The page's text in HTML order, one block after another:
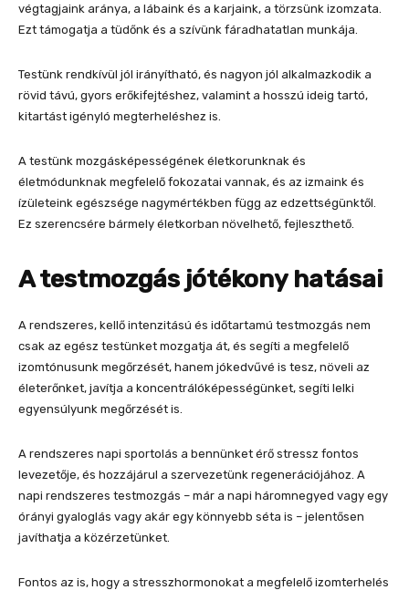
végtagjaink aránya, a lábaink és a karjaink, a törzsünk izomzata.
Ezt támogatja a tüdőnk és a szívünk fáradhatatlan munkája.
Testünk rendkívül jól irányítható, és nagyon jól alkalmazkodik a
rövid távú, gyors erőkifejtéshez, valamint a hosszú ideig tartó,
kitartást igényló megterheléshez is.
A testünk mozgásképességének életkorunknak és
életmódunknak megfelelő fokozatai vannak, és az izmaink és
ízületeink egészsége nagymértékben függ az edzettségünktől.
Ez szerencsére bármely életkorban növelhető, fejleszthető.
A testmozgás jótékony hatásai
A rendszeres, kellő intenzitású és időtartamú testmozgás nem
csak az egész testünket mozgatja át, és segíti a megfelelő
izomtónusunk megőrzését, hanem jókedvűvé is tesz, növeli az
életerőnket, javítja a koncentrálóképességünket, segíti lelki
egyensúlyunk megőrzését is.
A rendszeres napi sportolás a bennünket érő stressz fontos
levezetője, és hozzájárul a szervezetünk regenerációjához. A
napi rendszeres testmozgás – már a napi háromnegyed vagy egy
órányi gyaloglás vagy akár egy könnyebb séta is – jelentősen
javíthatja a közérzetünket.
Fontos az is, hogy a stresszhormonokat a megfelelő izomterhelés